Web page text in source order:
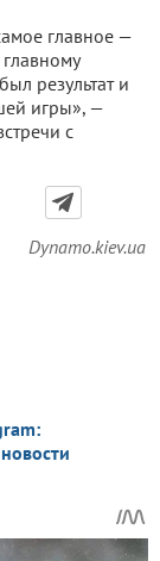
главное —
результат и
игры», —
с
Dynamo.kiev.ua